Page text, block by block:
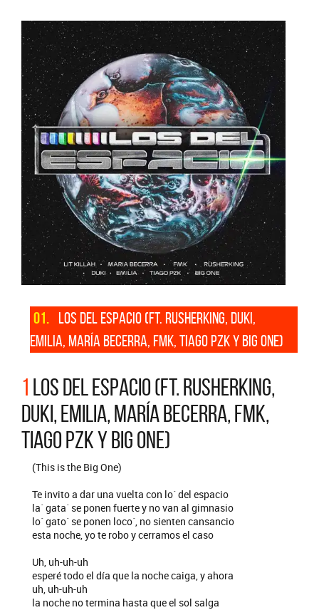
01. LOS DEL ESPACIO (FT. RUSHERKING, DUKI,
EMILIA, MARÍA BECERRA, FMK, TIAGO PZK Y BIG ONE)
1 LOS DEL ESPACIO (FT. RUSHERKING,
DUKI, EMILIA, MARÍA BECERRA, FMK,
TIAGO PZK Y BIG ONE)
(This is the Big One)
Te invito a dar una vuelta con lo´ del espacio
la´ gata´ se ponen fuerte y no van al gimnasio
lo´ gato´ se ponen loco´, no sienten cansancio
esta noche, yo te robo y cerramos el caso
Uh, uh-uh-uh
esperé todo el día que la noche caiga, y ahora
uh, uh-uh-uh
la noche no termina hasta que el sol salga